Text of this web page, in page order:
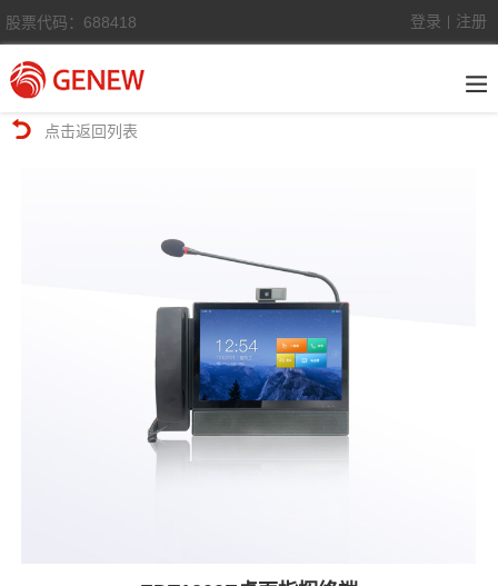
股票代码：688418 登录 注册
点击返回列表